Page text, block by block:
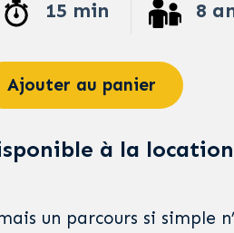
15 min 8
Ajouter au panier
à la location
un parcours si simple